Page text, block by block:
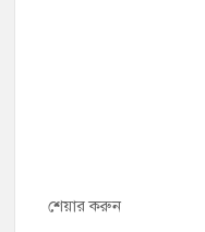
শেয়ার করুন